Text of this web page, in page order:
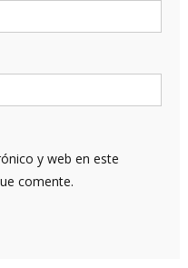
y web en este
comente.